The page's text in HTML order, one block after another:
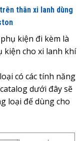
thân xi lanh dùng
kiện đi kèm là
kiện cho xi lanh khí
có các tính năng
dưới đây sẽ
loại đế dùng cho